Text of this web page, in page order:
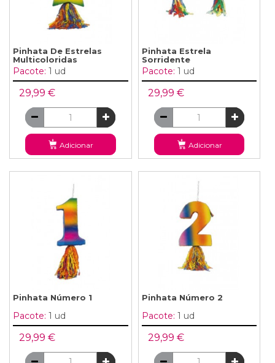
Pinhata De Estrelas
Multicoloridas
Pacote: 1 ud
29,99 €
Adicionar
Pinhata Estrela
Sorridente
Pacote: 1 ud
29,99 €
Adicionar
Pinhata Número 1
Pacote: 1 ud
29,99 €
Pinhata Número 2
Pacote: 1 ud
29,99 €